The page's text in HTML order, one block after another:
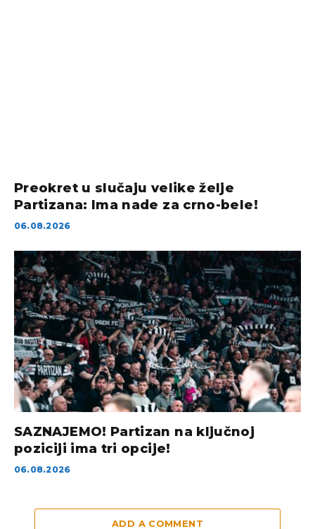
Preokret u slučaju velike želje
Partizana: Ima nade za crno-bele!
06.08.2026
SAZNAJEMO! Partizan na ključnoj
poziciji ima tri opcije!
06.08.2026
ADD A COMMENT